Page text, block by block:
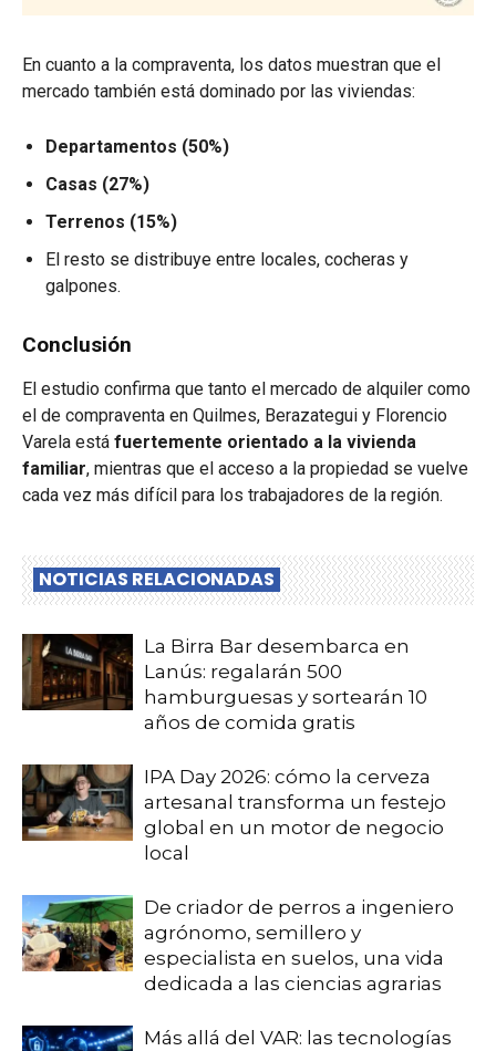
En cuanto a la compraventa, los datos muestran que el
mercado también está dominado por las viviendas:
Departamentos (50%)
Casas (27%)
Terrenos (15%)
El resto se distribuye entre locales, cocheras y
galpones.
Conclusión
El estudio confirma que tanto el mercado de alquiler como
el de compraventa en Quilmes, Berazategui y Florencio
Varela está fuertemente orientado a la vivienda
familiar, mientras que el acceso a la propiedad se vuelve
cada vez más difícil para los trabajadores de la región.
NOTICIAS RELACIONADAS
La Birra Bar desembarca en
Lanús: regalarán 500
hamburguesas y sortearán 10
años de comida gratis
IPA Day 2026: cómo la cerveza
artesanal transforma un festejo
global en un motor de negocio
local
De criador de perros a ingeniero
agrónomo, semillero y
especialista en suelos, una vida
dedicada a las ciencias agrarias
Más allá del VAR: las tecnologías